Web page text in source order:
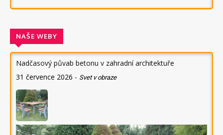
NAŠE WEBY
Nadčasový půvab betonu v zahradní architektuře
31 července 2026 - Svet v obraze